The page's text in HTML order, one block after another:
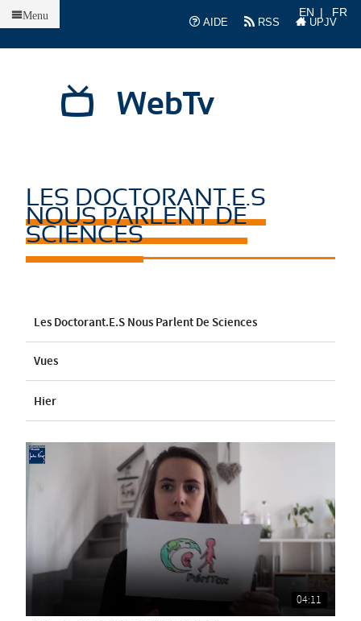
AIDE
RSS UPJV
EN FR
WebTv
Menu
LES DOCTORANT.E.S
NOUS PARLENT DE
SCIENCES
Les Doctorant.e.s Nous Parlent De Sciences
Vues
Hier
04:11